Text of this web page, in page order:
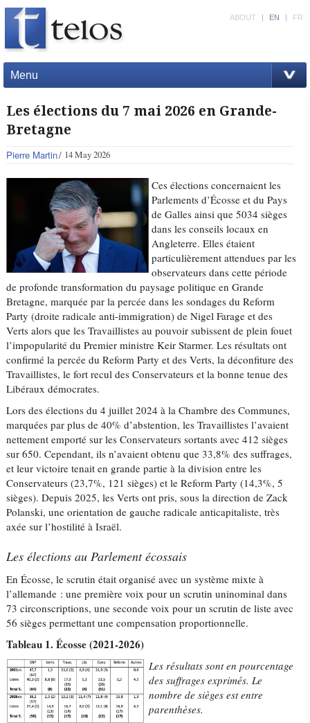
Menu
ABOUT | EN | FR
Les élections du 7 mai 2026 en Grande-
Bretagne
Pierre Martin 14 May 2026
Ces élections concernaient les
Parlements d’Écosse et du Pays
de Galles ainsi que 5034 sièges
dans les conseils locaux en
Angleterre. Elles étaient
particulièrement attendues par les
observateurs dans cette période
de profonde transformation du paysage politique en Grande
Bretagne, marquée par la percée dans les sondages du Reform
Party (droite radicale anti-immigration) de Nigel Farage et des
Verts alors que les Travaillistes au pouvoir subissent de plein fouet
l’impopularité du Premier ministre Keir Starmer. Les résultats ont
confirmé la percée du Reform Party et des Verts, la déconfiture des
Travaillistes, le fort recul des Conservateurs et la bonne tenue des
Libéraux démocrates.
Lors des élections du 4 juillet 2024 à la Chambre des Communes,
marquées par plus de 40% d’abstention, les Travaillistes l’avaient
nettement emporté sur les Conservateurs sortants avec 412 sièges
sur 650. Cependant, ils n’avaient obtenu que 33,8% des suffrages,
et leur victoire tenait en grande partie à la division entre les
Conservateurs (23,7%, 121 sièges) et le Reform Party (14,3%, 5
sièges). Depuis 2025, les Verts ont pris, sous la direction de Zack
Polanski, une orientation de gauche radicale anticapitaliste, très
axée sur l’hostilité à Israël.
Les élections au Parlement écossais
En Écosse, le scrutin était organisé avec un système mixte à
l’allemande : une première voix pour un scrutin uninominal dans
73 circonscriptions, une seconde voix pour un scrutin de liste avec
56 sièges permettant une compensation proportionnelle.
Tableau 1. Écosse (2021-2026)
Les résultats sont en pourcentage
des suffrages exprimés. Le
nombre de sièges est entre
parenthèses.